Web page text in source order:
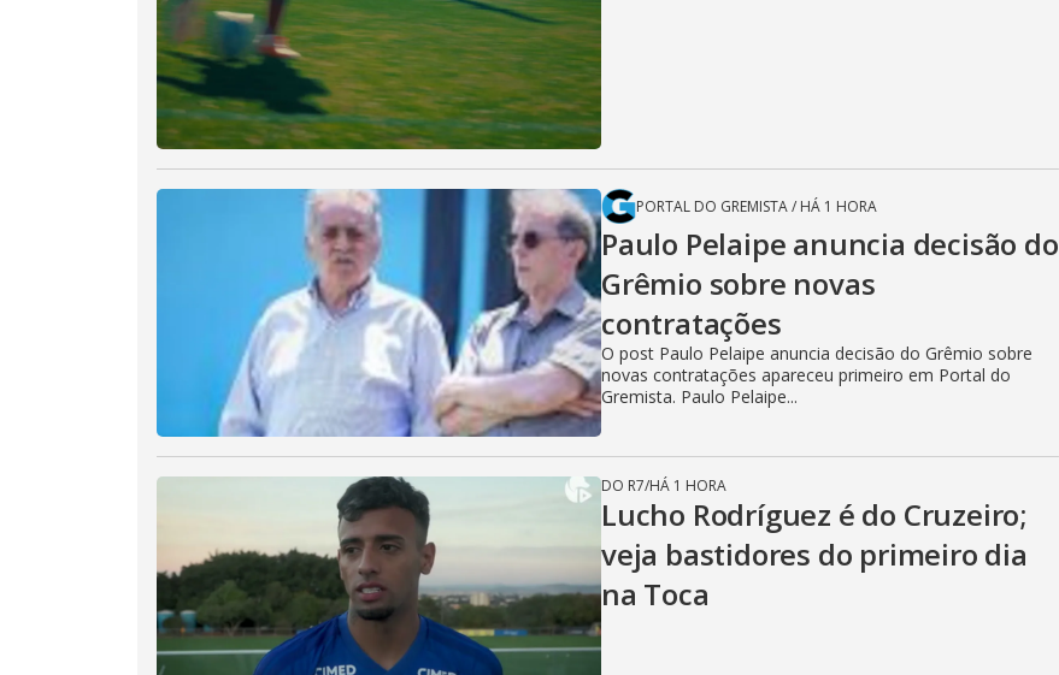
PORTAL DO GREMISTA/ HÁ 1 HORA
Paulo Pelaipe anuncia decisão do
Grêmio sobre novas
contratações
O post Paulo Pelaipe anuncia decisão do Grêmio sobre
novas contratações apareceu primeiro em Portal do
Gremista. Paulo Pelaipe...
DO R7/HÁ 1 HORA
Lucho Rodríguez é do Cruzeiro;
veja bastidores do primeiro dia
na Toca